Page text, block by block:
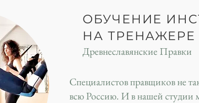
ОБУЧЕНИЕ
НА
Древнеславянские Правки
Специалистов правщиков не
всю Россию. И в нашей студии